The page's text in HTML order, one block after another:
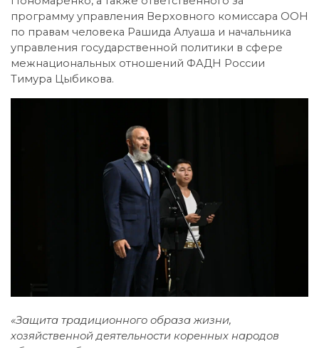
программу управления Верховного комиссара ООН
по правам человека Рашида Алуаша и начальника
управления государственной политики в сфере
межнациональных отношений ФАДН России
Тимура Цыбикова.
«Защита традиционного образа жизни,
хозяйственной деятельности коренных народов